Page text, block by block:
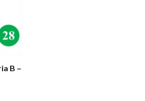
B –